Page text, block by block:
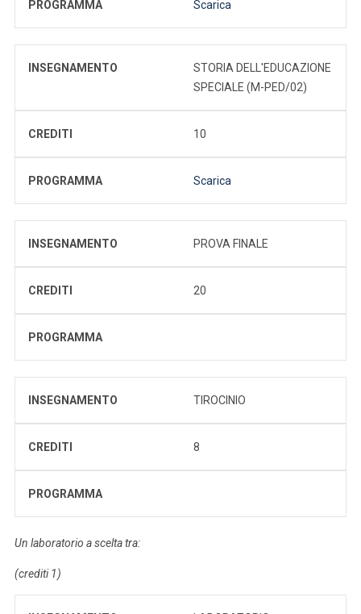
PROGRAMMA Scarica
INSEGNAMENTO
STORIA DELL'EDUCAZIONE
SPECIALE (M-PED/02)
CREDITI 10
PROGRAMMA Scarica
INSEGNAMENTO PROVA FINALE
CREDITI 20
PROGRAMMA
INSEGNAMENTO TIROCINIO
CREDITI 8
PROGRAMMA
Un laboratorio a scelta tra:
(crediti 1)